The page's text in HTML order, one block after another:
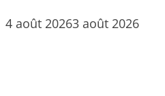
4 août 20263 août 2026